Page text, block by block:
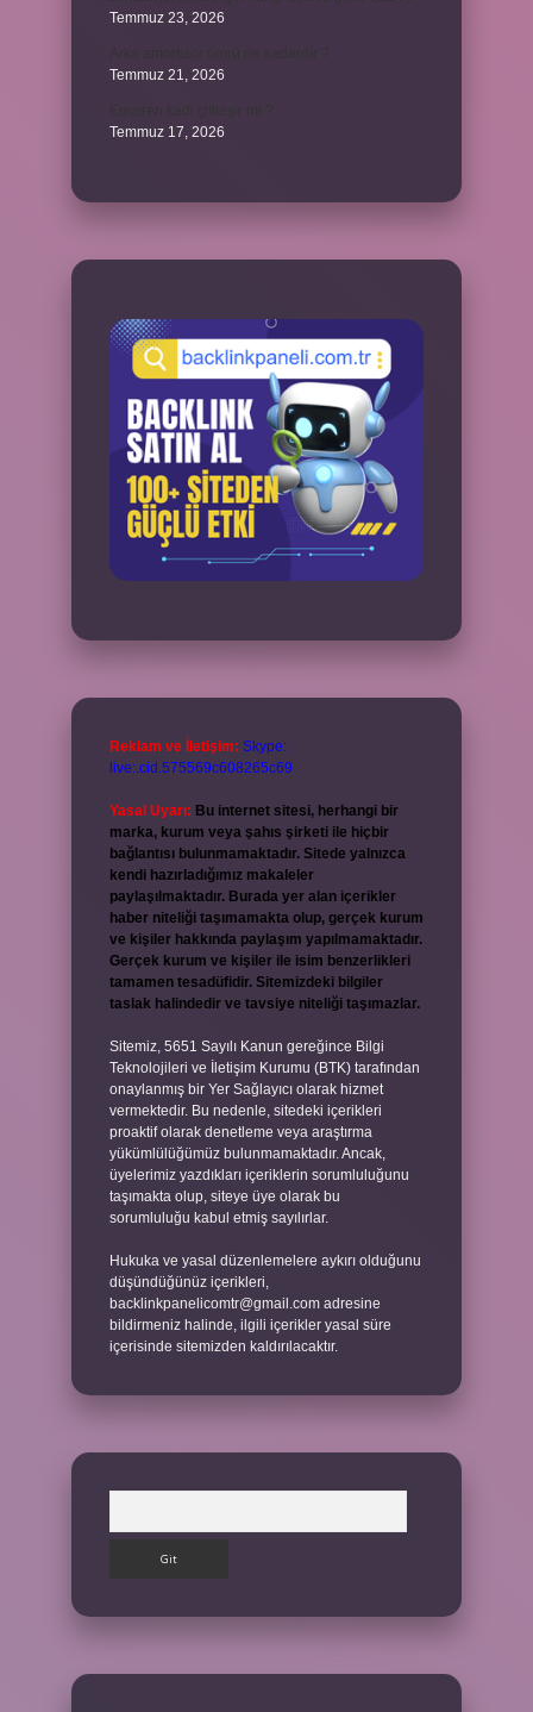
Temmuz 23, 2026
Temmuz 21, 2026
Temmuz 17, 2026
Reklam ve İletişim: Skype:
live:.cid.575569c608265c69
Yasal Uyarı: Bu internet sitesi, herhangi bir
marka, kurum veya şahıs şirketi ile hiçbir
bağlantısı bulunmamaktadır. Sitede yalnızca
kendi hazırladığımız makaleler
paylaşılmaktadır. Burada yer alan içerikler
haber niteliği taşımamakta olup, gerçek kurum
ve kişiler hakkında paylaşım yapılmamaktadır.
Gerçek kurum ve kişiler ile isim benzerlikleri
tamamen tesadüfidir. Sitemizdeki bilgiler
taslak halindedir ve tavsiye niteliği taşımazlar.
Sitemiz, 5651 Sayılı Kanun gereğince Bilgi
Teknolojileri ve İletişim Kurumu (BTK) tarafından
onaylanmış bir Yer Sağlayıcı olarak hizmet
vermektedir. Bu nedenle, sitedeki içerikleri
proaktif olarak denetleme veya araştırma
yükümlülüğümüz bulunmamaktadır. Ancak,
üyelerimiz yazdıkları içeriklerin sorumluluğunu
taşımakta olup, siteye üye olarak bu
sorumluluğu kabul etmiş sayılırlar.
Hukuka ve yasal düzenlemelere aykırı olduğunu
düşündüğünüz içerikleri,
backlinkpanelicomtr@gmail.com adresine
bildirmeniz halinde, ilgili içerikler yasal süre
içerisinde sitemizden kaldırılacaktır.